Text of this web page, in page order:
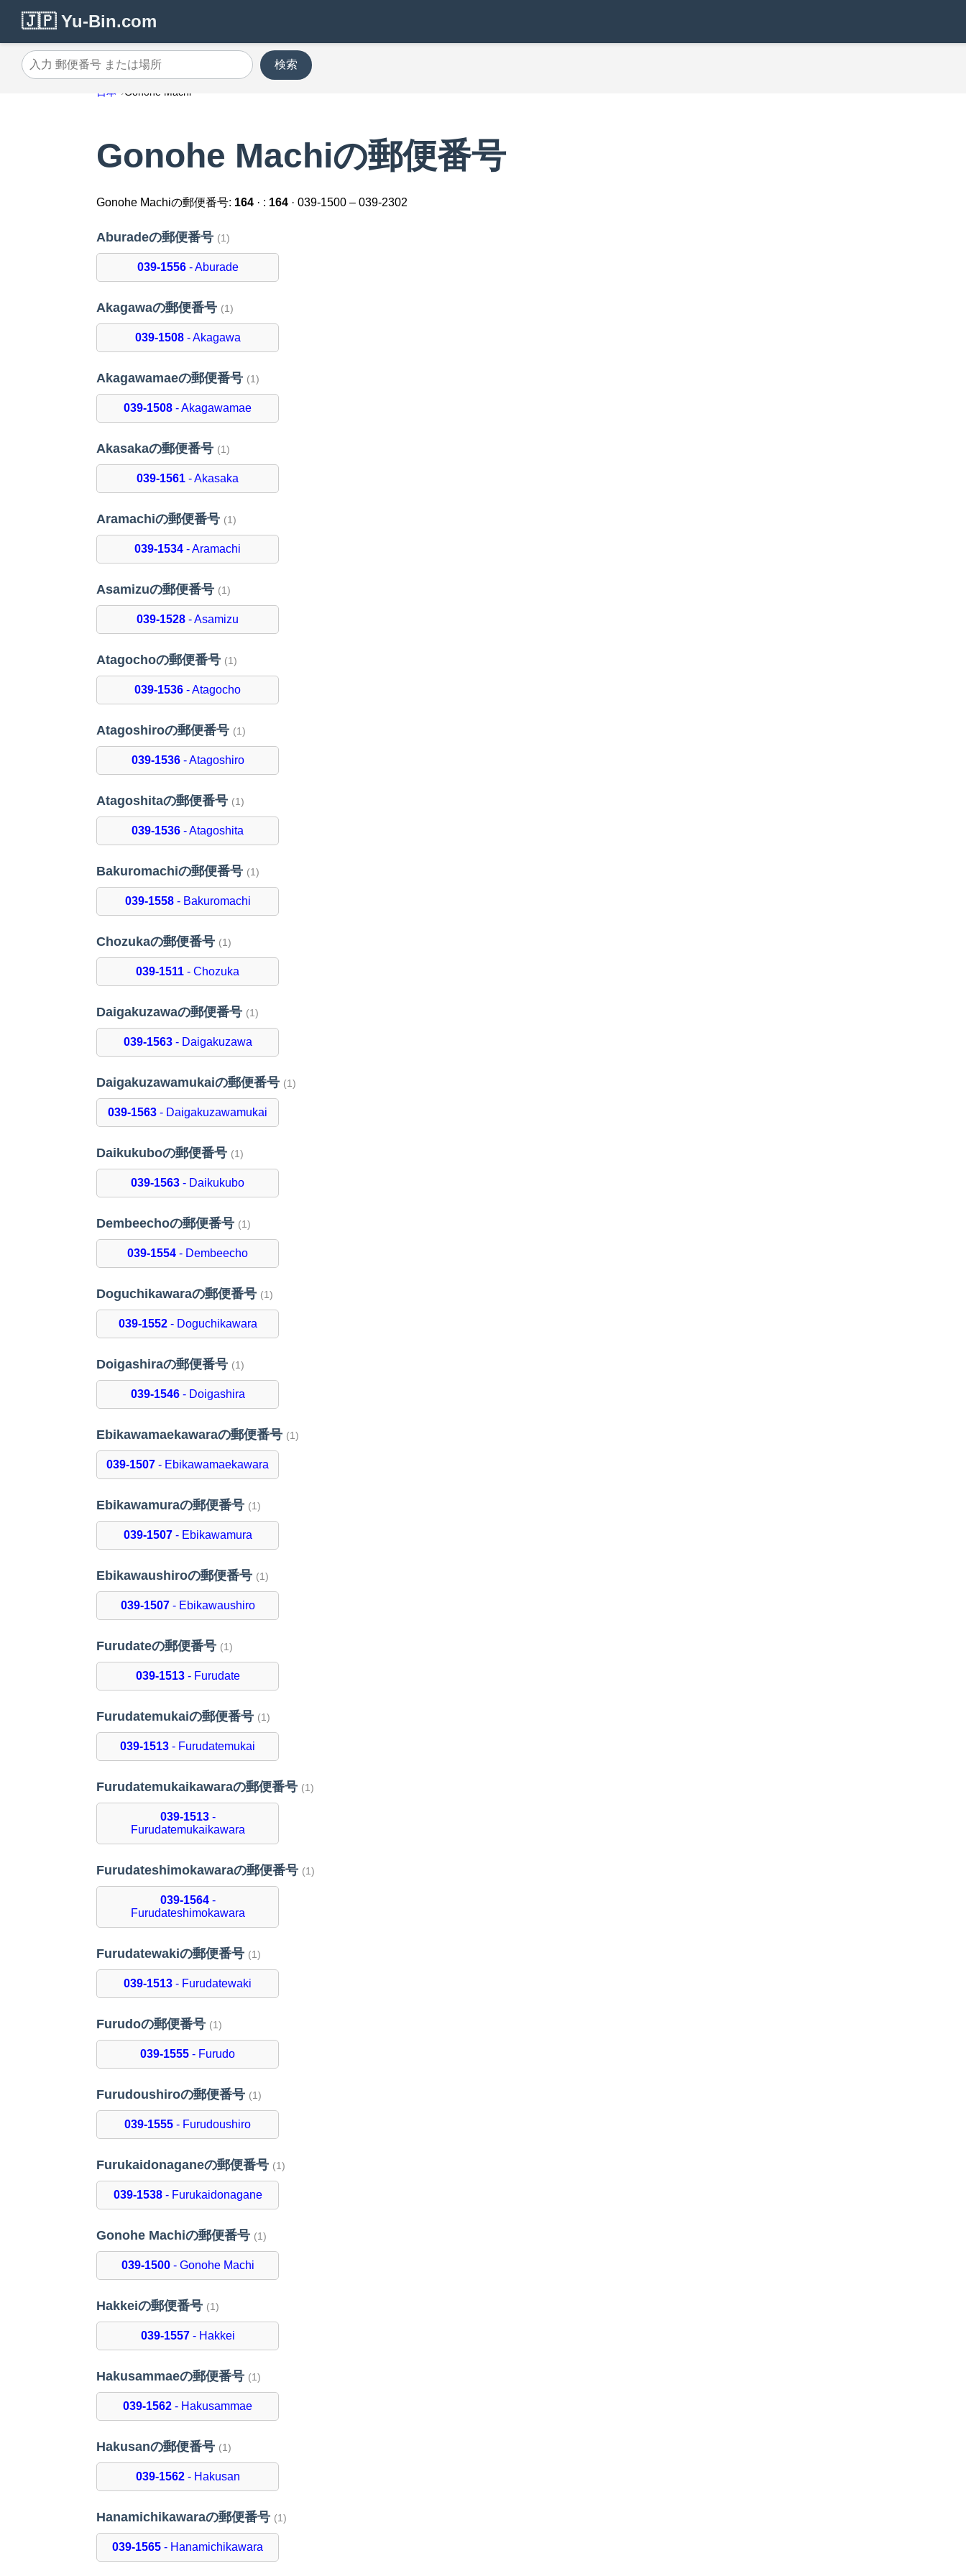
🇯🇵 Yu-Bin.com
入力 郵便番号 または場所
検索
日本 Gonohe Machi
Gonohe Machiの郵便番号
Gonohe Machiの郵便番号: 164 · : 164 · 039-1500 – 039-2302
Aburadeの郵便番号 (1)
039-1556- Aburade
Akagawaの郵便番号 (1)
039-1508- Akagawa
Akagawamaeの郵便番号 (1)
039-1508 - Akagawamae
Akasakaの郵便番号 (1)
039-1561 - Akasaka
Aramachiの郵便番号 (1)
039-1534 - Aramachi
Asamizuの郵便番号 (1)
039-1528 - Asamizu
Atagochoの郵便番号 (1)
039-1536 - Atagocho
Atagoshiroの郵便番号 (1)
039-1536- Atagoshiro
Atagoshitaの郵便番号 (1)
039-1536 - Atagoshita
Bakuromachiの郵便番号 (1)
039-1558- Bakuromachi
Chozukaの郵便番号 (1)
039-1511 - Chozuka
Daigakuzawaの郵便番号 (1)
039-1563- Daigakuzawa
Daigakuzawamukaiの郵便番号 (1)
039-1563 - Daigakuzawamukai
Daikukuboの郵便番号 (1)
039-1563 - Daikukubo
Dembeechoの郵便番号 (1)
039-1554 - Dembeecho
Doguchikawaraの郵便番号 (1)
039-1552- Doguchikawara
Doigashiraの郵便番号 (1)
039-1546- Doigashira
Ebikawamaekawaraの郵便番号 (1)
039-1507 - Ebikawamaekawara
Ebikawamuraの郵便番号 (1)
039-1507- Ebikawamura
Ebikawaushiroの郵便番号 (1)
039-1507- Ebikawaushiro
Furudateの郵便番号 (1)
039-1513- Furudate
Furudatemukaiの郵便番号 (1)
039-1513 - Furudatemukai
Furudatemukaikawaraの郵便番号 (1)
039-1513-
Furudatemukaikawara
Furudateshimokawaraの郵便番号 (1)
039-1564-
Furudateshimokawara
Furudatewakiの郵便番号 (1)
039-1513 - Furudatewaki
Furudoの郵便番号 (1)
039-1555 - Furudo
Furudoushiroの郵便番号 (1)
039-1555 - Furudoushiro
Furukaidonaganeの郵便番号 (1)
039-1538- Furukaidonagane
Gonohe Machiの郵便番号 (1)
039-1500- Gonohe Machi
Hakkeiの郵便番号 (1)
039-1557- Hakkei
Hakusammaeの郵便番号 (1)
039-1562 - Hakusammae
Hakusanの郵便番号 (1)
039-1562- Hakusan
Hanamichikawaraの郵便番号 (1)
039-1565 - Hanamichikawara